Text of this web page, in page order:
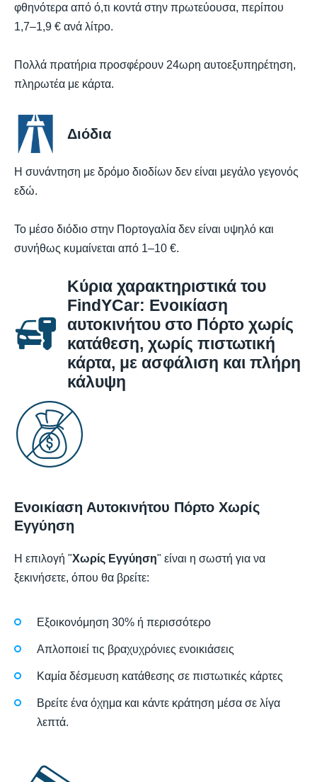
φθηνότερα από ό,τι κοντά στην πρωτεύουσα, περίπου
1,7–1,9 € ανά λίτρο.
Πολλά πρατήρια προσφέρουν 24ωρη αυτοεξυπηρέτηση,
πληρωτέα με κάρτα.
Διόδια
Η συνάντηση με δρόμο διοδίων δεν είναι μεγάλο γεγονός
εδώ.
Το μέσο διόδιο στην Πορτογαλία δεν είναι υψηλό και
συνήθως κυμαίνεται από 1–10 €.
Κύρια χαρακτηριστικά του
FindYCar: Ενοικίαση
αυτοκινήτου στο Πόρτο χωρίς
κατάθεση, χωρίς πιστωτική
κάρτα, με ασφάλιση και πλήρη
κάλυψη
Ενοικίαση Αυτοκινήτου Πόρτο Χωρίς
Εγγύηση
Η επιλογή "Χωρίς Εγγύηση" είναι η σωστή για να
ξεκινήσετε, όπου θα βρείτε:
Εξοικονόμηση 30% ή περισσότερο
Απλοποιεί τις βραχυχρόνιες ενοικιάσεις
Καμία δέσμευση κατάθεσης σε πιστωτικές κάρτες
Βρείτε ένα όχημα και κάντε κράτηση μέσα σε λίγα
λεπτά.